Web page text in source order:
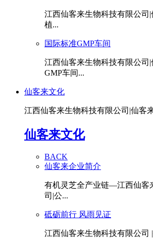
江西仙客来生物科技有限公司
植...
国际标准GMP车间
江西仙客来生物科技有限公司
GMP车间...
仙客来文化
江西仙客来生物科技有限公司|仙客
仙客来文化
BACK
仙客来企业简介
有机灵芝全产业链—江西仙客
司|公...
砥砺前行 风雨见证
江西仙客来生物科技有限公司